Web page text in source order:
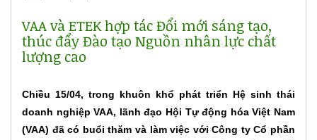
VAA và ETEK hợp tác Đổi mới sáng tạo,
thúc đẩy Đào tạo Nguồn nhân lực chất
lượng cao
Chiều 15/04, trong khuôn khổ phát triển Hệ sinh thái
doanh nghiệp VAA, lãnh đạo Hội Tự động hóa Việt Nam
(VAA) đã có buổi thăm và làm việc với Công ty Cổ phần